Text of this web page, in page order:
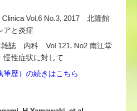
Vol.6 No.3, 2017 北隆館
アと炎症
誌 内科 Vol 121. No2 南江堂
慢性症状に対して
歴）の続きはこちら